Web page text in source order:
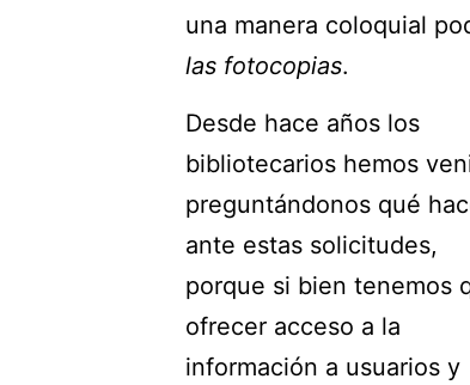
una manera coloquial
las fotocopias.
Desde hace años los
bibliotecarios hemos
preguntándonos qué
ante estas solicitudes,
porque si bien tenemos
ofrecer acceso a la
información a usuarios y